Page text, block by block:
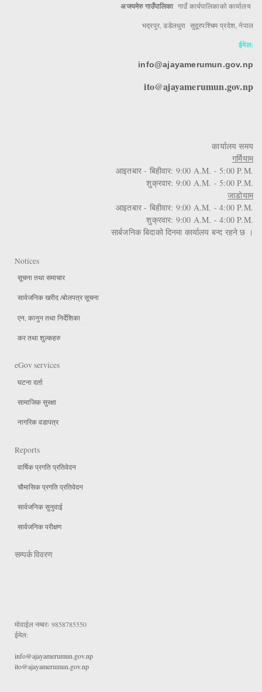
अजयमेरु गाउँपालिका गाउँ कार्यपालिकाको कार्यालय
भद्रपुर, डडेलधुरा सुदूरपश्चिम प्रदेश, नेपाल
ईमेल:
info@ajayamerumun.gov.np
ito@ajayamerumun.gov.np
कार्यालय समय
गर्मियाम
आइतबार - बिहीवार: 9:00 A.M. - 5:00 P.M.
शुक्रवार: 9:00 A.M. - 5:00 P.M.
जाडोयाम
आइतबार - बिहीवार: 9:00 A.M. - 4:00 P.M.
शुक्रवार: 9:00 A.M. - 4:00 P.M.
सार्बजनिक बिदाको दिनमा कार्यालय बन्द रहने छ ।
Notices
सूचना तथा समाचार
सार्वजनिक खरीद /बोलपत्र सूचना
एन, कानुन तथा निर्देशिका
कर तथा शुल्कहरु
eGov services
घटना दर्ता
सामाजिक सुरक्षा
नागरिक वडापत्र
Reports
वार्षिक प्रगति प्रतिवेदन
चौमासिक प्रगति प्रतिवेदन
सार्वजनिक सुनुवाई
सार्वजनिक परीक्षण
सम्पर्क विवरण
मोवाईल नम्बरः 9858785550
ईमेल:
info@ajayamerumun.gov.np
ito@ajayamerumun.gov.np